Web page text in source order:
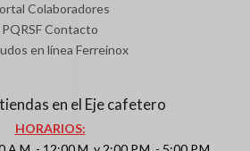
Colaboradores
PQRSF Contacto
en línea Ferreinox
en el Eje cafetero
HORARIOS: